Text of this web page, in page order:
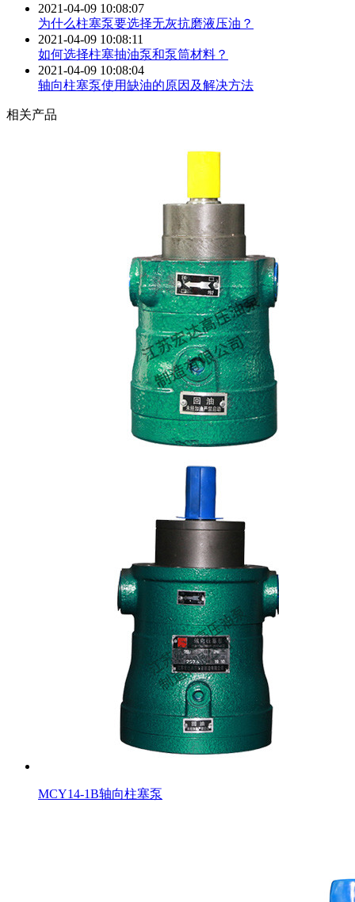
2021-04-09 10:08:07
为什么柱塞泵要选择无灰抗磨液压油？
2021-04-09 10:08:11
如何选择柱塞抽油泵和泵筒材料？
2021-04-09 10:08:04
轴向柱塞泵使用缺油的原因及解决方法
相关产品
MCY14-1B轴向柱塞泵